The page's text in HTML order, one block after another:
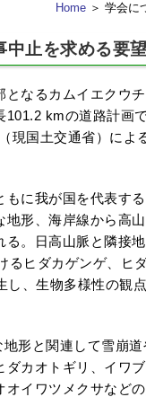
Home ＞ 学会に
中止を求める要
なるカムイエクウ
kmの道路計画
現国土交通省）によ
に我が国を代表する
形、海岸線から高
。日高山脈と隣接
るヒダカゲンゲ、ヒ
、生物多様性の観
形と関連して雪崩道
カオトギリ、イワ
イワツメクサなど